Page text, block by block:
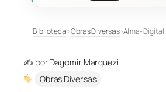
Biblioteca›Obras Diversas›Alma-Digital
✍️ porDagomir Marquezi
Obras Diversas